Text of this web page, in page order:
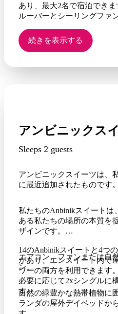
あり、最大2名で宿泊でき
ルーバーとシーリングファ
これらの部屋は、大家族や
ド2台が備わっています。
続きを表示する
アンビニックス
Sleeps 2 guests
アンビニックスイーツは、
に最近追加されたものです。
私たちのAnbinikスイートは
ある私たちの場所の本質を
ザインです。
14のAnbinikスイートと4つ
があり、エンスイート内で
ワーの両方を利用できます
必要に応じて2xシングルに
す。
エアコン、ファンまたは自
ン。
自然の緑豊かな熱帯植物に
ランダの屋外デイベッドか